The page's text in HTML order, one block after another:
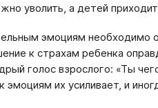
уволить, а детей
эмоциям необходимо
к страхам ребенка
голос взрослого: «Ты
эмоциям их усиливает, и